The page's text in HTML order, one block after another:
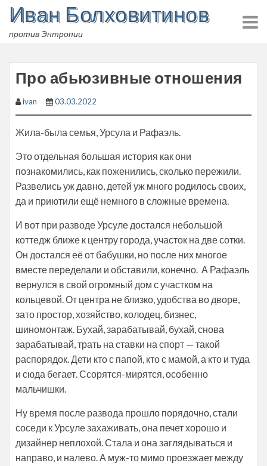
Skip
content
Иван Болховитинов
против Энтропии
Про абьюзивные отношения
ivan 03.03.2022
Жила-была семья, Урсула и Рафаэль.
Это отдельная большая история как они
познакомились, как поженились, сколько пережили.
Развелись уж давно, детей уж много родилось своих,
да и приютили ещё немного в сложные времена.
И вот при разводе Урсуле достался небольшой
коттедж ближе к центру города, участок на две сотки.
Он достался её от бабушки, но после них многое
вместе переделали и обставили, конечно. А Рафаэль
вернулся в свой огромный дом с участком на
кольцевой. От центра не близко, удобства во дворе,
зато простор, хозяйство, колодец, бизнес,
шиномонтаж. Бухай, зарабатывай, бухай, снова
зарабатывай, трать на ставки на спорт — такой
распорядок. Дети кто с папой, кто с мамой, а кто и туда
и сюда бегает. Ссорятся-мирятся, особенно
мальчишки.
Ну время после развода прошло порядочно, стали
соседи к Урсуле захаживать, она печет хорошо и
дизайнер неплохой. Стала и она заглядываться и
направо, и налево. А муж-то мимо проезжает между